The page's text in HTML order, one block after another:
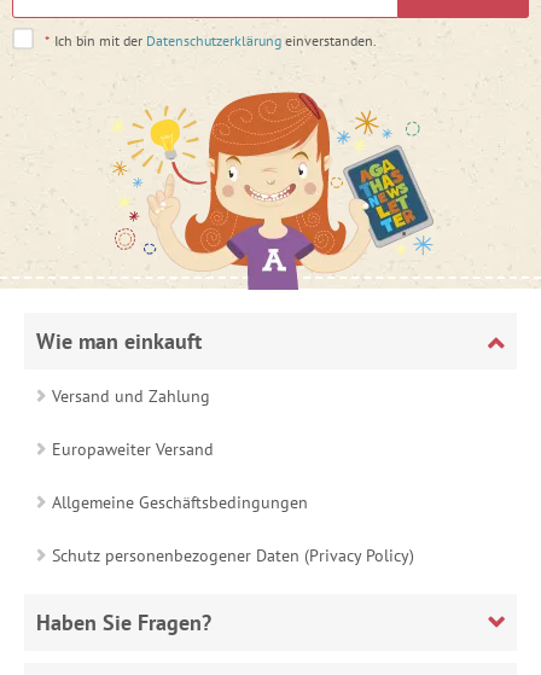
* Ich bin mit der Datenschutzerklärung einverstanden.
Wie man einkauft
Versand und Zahlung
Europaweiter Versand
Allgemeine Geschäftsbedingungen
Schutz personenbezogener Daten (Privacy Policy)
Haben Sie Fragen?